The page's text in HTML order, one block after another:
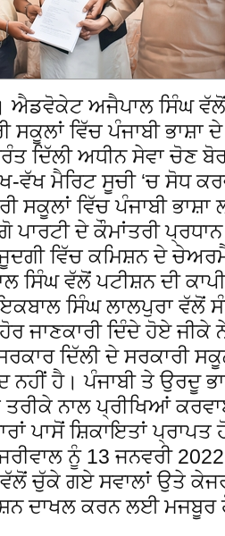
ਐਡਵੋਕੇਟ ਅਜੈਪਾਲ ਸਿੰਘ
ਸਕੂਲਾਂ ਵਿੱਚ ਪੰਜਾਬੀ ਭਾਸ਼ਾ
ਦਿੱਲੀ ਅਧੀਨ ਸੇਵਾ ਚੋਣ
ਵੱਖ ਮੈਰਿਟ ਸੂਚੀ ‘ਚ ਸੋਧ
ਸਕੂਲਾਂ ਵਿੱਚ ਪੰਜਾਬੀ
ਪਾਰਟੀ ਦੇ ਕੌਮਾਂਤਰੀ
ਵਿੱਚ ਕਮਿਸ਼ਨ ਦੇ
ਸਿੰਘ ਵੱਲੋਂ ਪਟੀਸ਼ਨ ਦੀ
ਸਿੰਘ ਲਾਲਪੁਰਾ ਵੱਲੋਂ
ਜਾਣਕਾਰੀ ਦਿੰਦੇ ਹੋਏ ਜੀਕੇ
ਦਿੱਲੀ ਦੇ ਸਰਕਾਰੀ
ਨਹੀਂ ਹੈ। ਪੰਜਾਬੀ ਤੇ ਉਰਦੂ
ਨਾਲ ਪ੍ਰੀਖਿਆਂ
ਪਾਸੋਂ ਸ਼ਿਕਾਇਤਾਂ
ਨੂੰ 13 ਜਨਵਰੀ
ਚੁੱਕੇ ਗਏ ਸਵਾਲਾਂ ਉਤੇ
ਦਾਖਲ ਕਰਨ ਲਈ ਮਜਬੂਰ